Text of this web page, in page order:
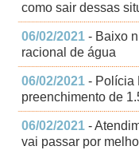
como sair dessas
06/02/2021 - Baixo
racional de água
06/02/2021 - Polícia
preenchimento de
06/02/2021 -
vai passar por